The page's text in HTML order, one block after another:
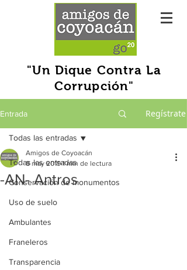
"Un Dique Contra La
Corrupción"
Entrada Regístrate
Todas las entradas
Conservación de monumentos
Uso de suelo
Ambulantes
Franeleros
Transparencia
Todas las entradas
-AN- Antros
Amigos de Coyoacán
8 may 2019 1 min de lectura